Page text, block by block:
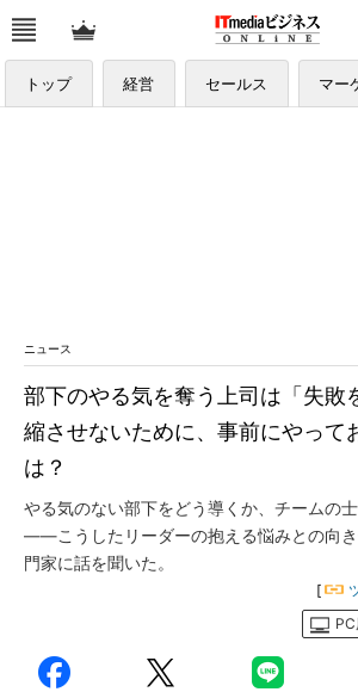
トップ 経営 セールス マー
ニュース
部下のやる気を奪う上司は「失
縮させないために、事前にやって
は？
やる気のない部下をどう導くか、チームの
――こうしたリーダーの抱える悩みとの向
門家に話を聞いた。
[